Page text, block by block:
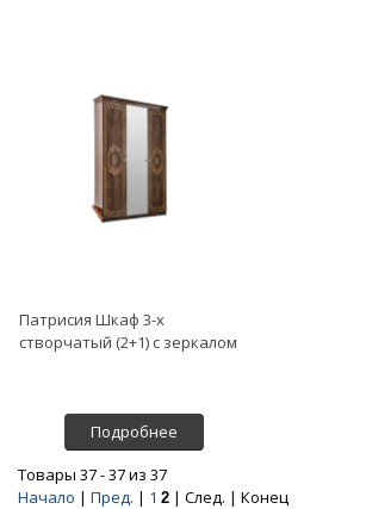
Патрисия Шкаф 3-х
створчатый (2+1) с зеркалом
Подробнее
Товары 37 - 37 из 37
Начало | Пред. | 1 2 | След. | Конец